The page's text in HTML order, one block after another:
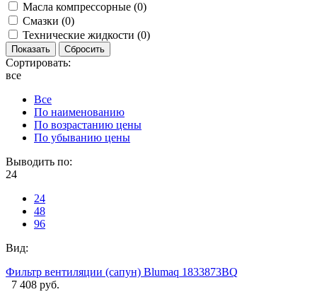
Масла компрессорные (0)
Смазки (0)
Технические жидкости (0)
Сортировать:
все
Все
По наименованию
По возрастанию цены
По убыванию цены
Выводить по:
24
24
48
96
Вид:
Фильтр вентиляции (сапун) Blumaq 1833873BQ
7 408 руб.